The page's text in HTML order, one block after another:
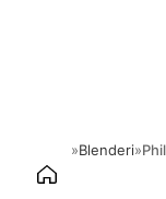
»Blenderi»